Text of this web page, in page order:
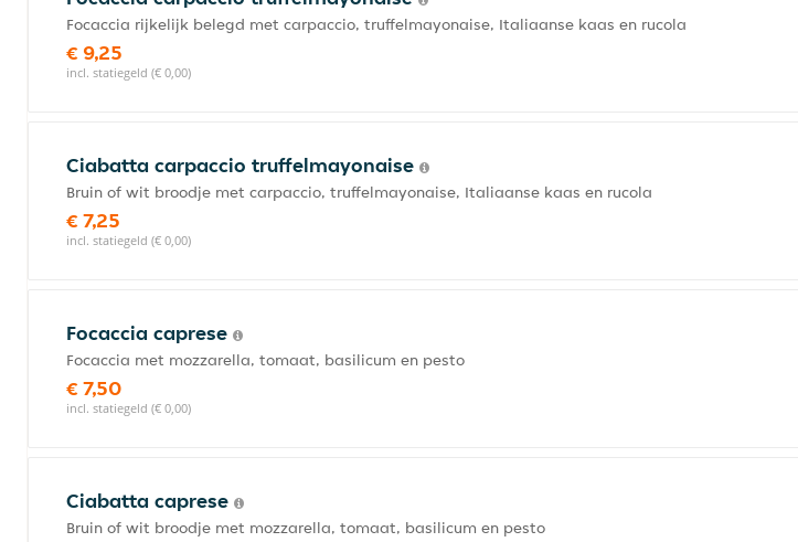
Focaccia rijkelijk belegd met carpaccio, truffelmayonaise, Italiaanse kaas en rucola
€ 9,25
incl. statiegeld (€ 0,00)
Ciabatta carpaccio truffelmayonaise
Bruin of wit broodje met carpaccio, truffelmayonaise, Italiaanse kaas en rucola
€ 7,25
incl. statiegeld (€ 0,00)
Focaccia caprese
Focaccia met mozzarella, tomaat, basilicum en pesto
€ 7,50
incl. statiegeld (€ 0,00)
Ciabatta caprese
Bruin of wit broodje met mozzarella, tomaat, basilicum en pesto